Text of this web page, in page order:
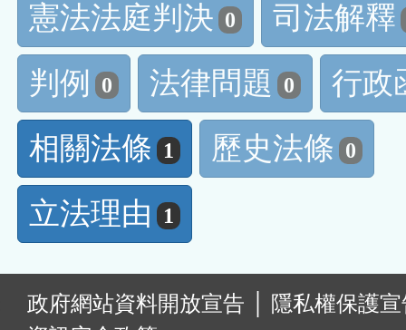
憲法法庭判決 0
司法解釋
判例
0 法律問題 0
行政
相關法條
1 歷史法條 0
立法理由 1
政府網站資料開放宣告
隱私權保護